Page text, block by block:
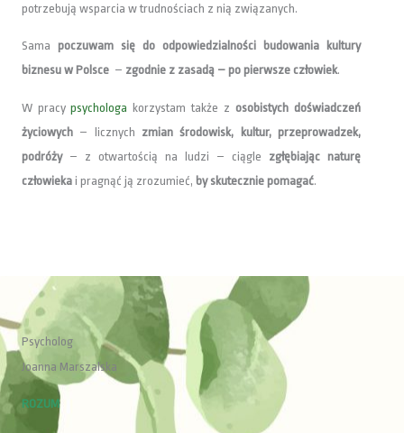
potrzebują wsparcia w trudnościach z nią związanych.
Sama poczuwam się do odpowiedzialności budowania kultury
biznesu w Polsce – zgodnie z zasadą – po pierwsze człowiek.
W pracy psychologa korzystam także z osobistych doświadczeń
życiowych – licznych zmian środowisk, kultur, przeprowadzek,
podróży– z otwartością na ludzi – ciągle zgłębiając naturę
człowieka i pragnąć ją zrozumieć, by skutecznie pomagać.
Psycholog
Joanna Marszalska
ROZUM